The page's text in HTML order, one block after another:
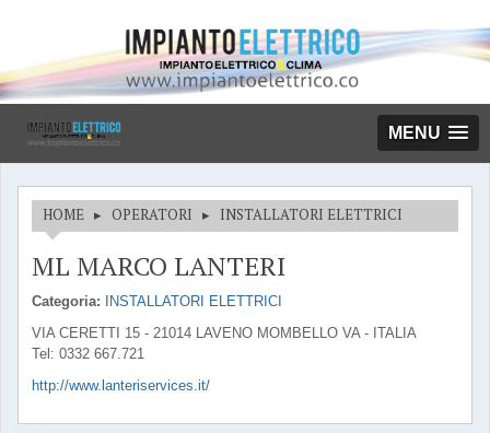
MENU
HOME ▸ OPERATORI ▸ INSTALLATORI ELETTRICI
ML MARCO LANTERI
Categoria:
INSTALLATORI ELETTRICI
VIA CERETTI 15 - 21014 LAVENO MOMBELLO VA - ITALIA
Tel: 0332 667.721
http://www.lanteriservices.it/